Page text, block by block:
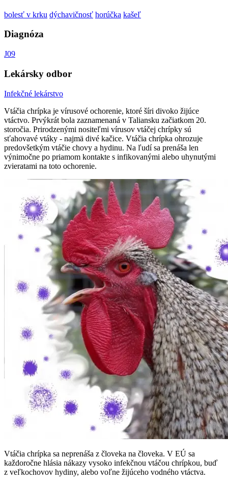
bolesť v krku dýchavičnosť horúčka kašeľ
Diagnóza
J09
Lekársky odbor
Infekčné lekárstvo
Vtáčia chrípka je vírusové ochorenie, ktoré šíri divoko žijúce
vtáctvo. Prvýkrát bola zaznamenaná v Taliansku začiatkom 20.
storočia. Prirodzenými nositeľmi vírusov vtáčej chrípky sú
sťahovavé vtáky - najmä divé kačice. Vtáčia chrípka ohrozuje
predovšetkým vtáčie chovy a hydinu. Na ľudí sa prenáša len
výnimočne po priamom kontakte s infikovanými alebo uhynutými
zvieratami na toto ochorenie.
Vtáčia chrípka sa neprenáša z človeka na človeka. V EÚ sa
každoročne hlásia nákazy vysoko infekčnou vtáčou chrípkou, buď
z veľkochovov hydiny, alebo voľne žijúceho vodného vtáctva.